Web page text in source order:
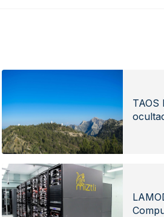
TAOS